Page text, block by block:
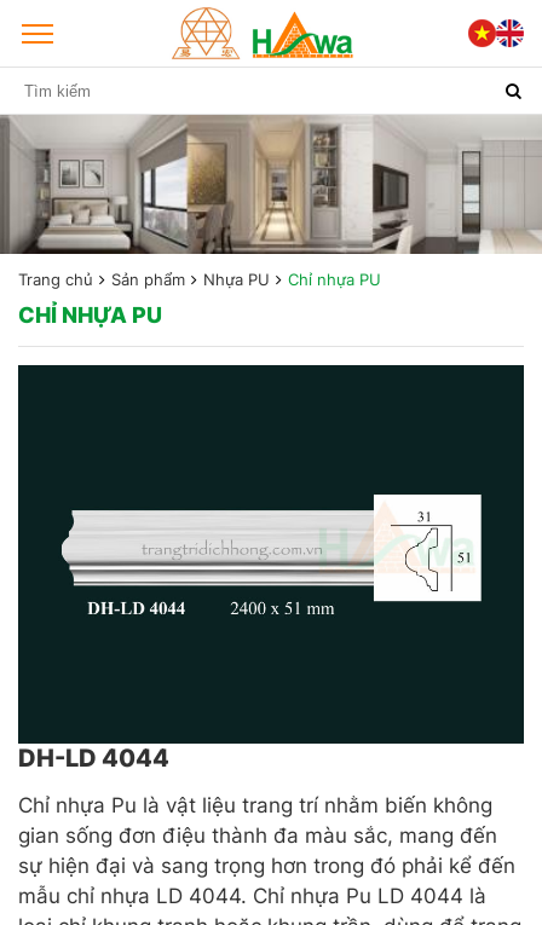
Trang chủ Sản phẩm Nhựa PU Chỉ nhựa PU
CHỈ NHỰA PU
DH-LD 4044
Chỉ nhựa Pu là vật liệu trang trí nhằm biến không
gian sống đơn điệu thành đa màu sắc, mang đến
sự hiện đại và sang trọng hơn trong đó phải kể đến
mẫu chỉ nhựa LD 4044. Chỉ nhựa Pu LD 4044 là